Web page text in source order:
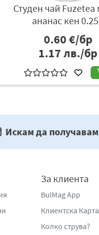
Студен чай Fuzetea
ананас кен
0.60€/бр
1.17лв./бр
Искам да
За клиента
BulMag App
Клиентска Карта
Колко струва?